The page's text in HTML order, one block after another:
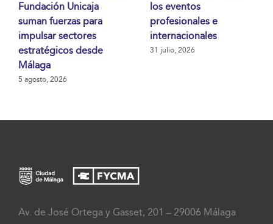
Fundación Unicaja
suman fuerzas para
impulsar sectores
estratégicos desde
Málaga
5 agosto, 2026
los eventos
profesionales e
internacionales
31 julio, 2026
Av. de José Ortega y Gasset, 201 – 29006 Málaga